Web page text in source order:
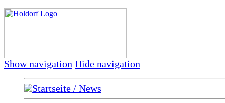
Show navigation Hide navigation
Startseite / News